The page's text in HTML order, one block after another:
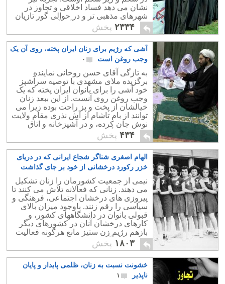
نشان می دهد فساد اخلاقی و تجاوز در
شهرهای مذهبی تر و در حوالی گور تازیان
که بیشتر مرکز رفت و آمد آخوند است،
همیشه بیشتر بوده است.
۲۳۳۴ پخش
آشی که رژیم برای زنان ایران پخته، روی آن یک
وجب روغن است
۰
به تازگی آقای حسن روحانی نماینده
برگزیده ملای مشهدی با توصیه سرآشپز
خود آشی را برای بانوان ایران پخته که یک
وجب روغن روی آنست. از این ببعد زنان
خیالشان از پخت و پز راحت بوده زیرا می
توانند از بام تاشام از آش نذری مقام ولایت
نوش جان کرده، و در آشپزخانه و اتاق
خواب به مأموریت های اسلامی خود
پردازند.
۴۳۴ پخش
الهام اصغری شناگر شجاع ایرانی که در دریای
خزر رکورد درخشانی از خود بر جای گذاشت
نیمی از جمعیت کشورمان را زنان تشکیل
می دهند. زنانی که فعالانه تلاش می کنند تا
پیروزی های درخشان اجتماعی، فرهنگی و
سیاسی را رقم زنند. باوجود میزان بالای
قبولی بانوان در دانشگاههای کشور، و
کارهای درخشان آنان در کشورهای دیگر
بازهم رژیم زن ستیز مانع هرگونه فعالیت
و پیشرفت آنان است.
۱۸۰۳ پخش
خشونت نسبت به زنان، ظلمی پایدار و پایان
ناپذیر
۱